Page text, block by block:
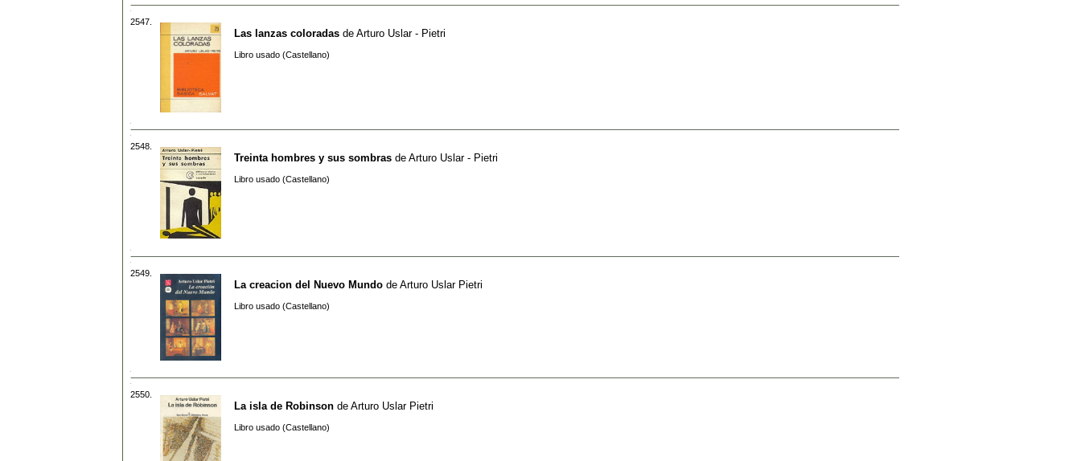
2547.
Las lanzas coloradas de Arturo Uslar - Pietri
Libro usado (Castellano)
2548.
Treinta hombres y sus sombras de Arturo Uslar - Pietri
Libro usado (Castellano)
2549.
La creacion del Nuevo Mundo de Arturo Uslar Pietri
Libro usado (Castellano)
2550.
La isla de Robinson de Arturo Uslar Pietri
Libro usado (Castellano)